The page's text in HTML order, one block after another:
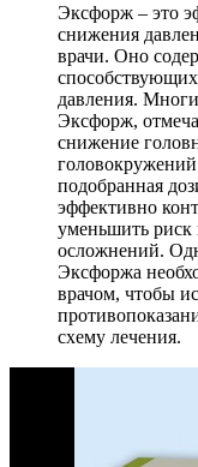
Эксфорж – это
снижения
врачи. Оно
давления.
Эксфорж,
снижение
подобранная
эффективно
уменьшить риск
осложнений.
Эксфоржа
врачом, чтобы
схему лечения.